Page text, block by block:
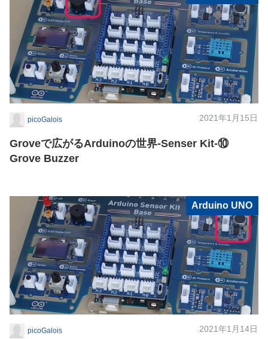
picoGalois 2021年1月15日
Groveで広がるArduinoの世界-Senser Kit-⑩
Grove Buzzer
Arduino UNO
picoGalois 2021年1月14日